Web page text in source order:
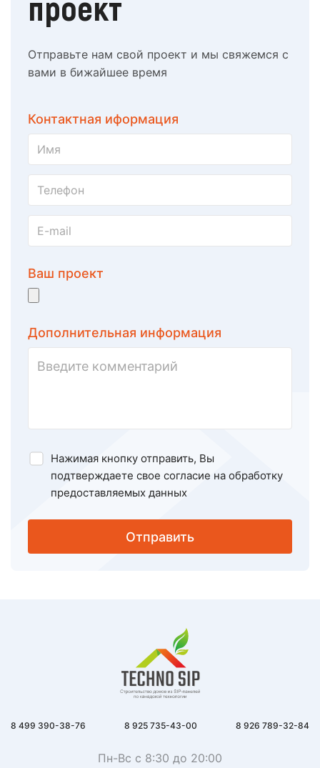
Отправьте нам свой проект и мы свяжемся с
вами в бижайшее время
Контактная иформация
Ваш проект
Дополнительная информация
Нажимая кнопку отправить, Вы
подтверждаете свое согласие на обработку
предоставляемых данных
Отправить
8 499 390-38-76 8 925 735-43-00 8 926 789-32-84
Пн-Вс с 8:30 до 20:00